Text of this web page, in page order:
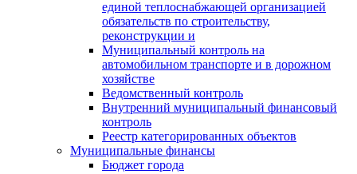
единой теплоснабжающей организацией
обязательств по строительству,
реконструкции и
Муниципальный контроль на
автомобильном транспорте и в дорожном
хозяйстве
Ведомственный контроль
Внутренний муниципальный финансовый
контроль
Реестр категорированных объектов
Муниципальные финансы
Бюджет города